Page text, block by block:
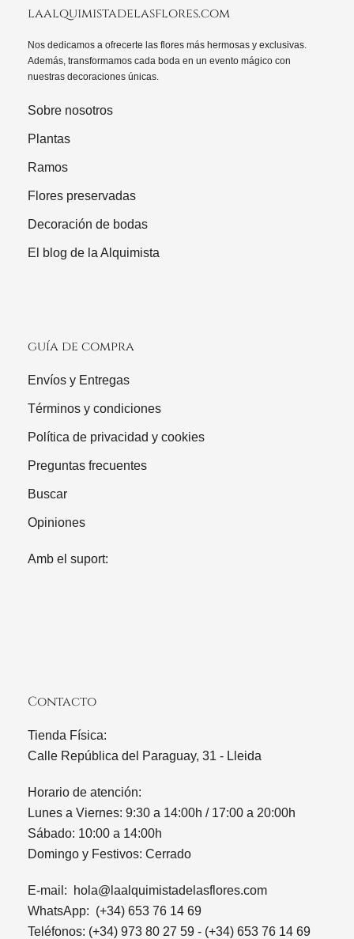
10,00 €
laalquimistadelasflores.com
Nos dedicamos a ofrecerte las flores más hermosas y exclusivas.
Además, transformamos cada boda en un evento mágico con
nuestras decoraciones únicas.
Sobre nosotros
Plantas
Ramos
Flores preservadas
Decoración de bodas
El blog de la Alquimista
guía de compra
Envíos y Entregas
Términos y condiciones
Política de privacidad y cookies
Preguntas frecuentes
Buscar
Opiniones
Amb el suport:
Contacto
Tienda Física:
Calle República del Paraguay, 31 - Lleida
Horario de atención:
Lunes a Viernes: 9:30 a 14:00h / 17:00 a 20:00h
Sábado: 10:00 a 14:00h
Domingo y Festivos: Cerrado
E-mail:
hola@laalquimistadelasflores.com
WhatsApp: (+34) 653 76 14 69
Teléfonos: (+34) 973 80 27 59 - (+34) 653 76 14 69